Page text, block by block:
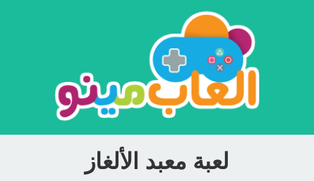
لعبة معبد الألغاز